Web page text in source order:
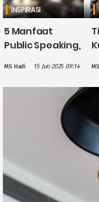
INSPIRASI
5 Manfaat
Public Speaking,
Menambah
Kepercayaan
MS Hadi 15 Jun 2025 09:14